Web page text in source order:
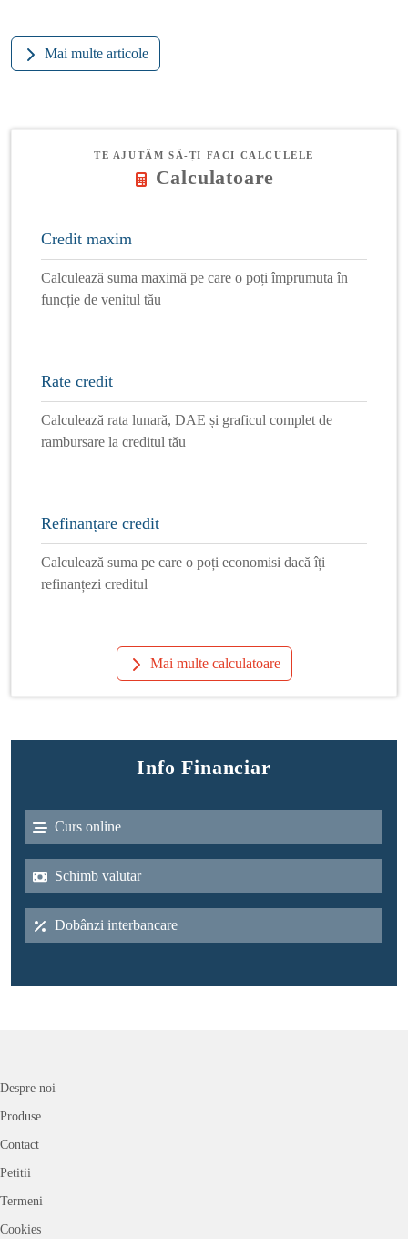
Mai multe articole
TE AJUTĂM SĂ-ȚI FACI CALCULELE
Calculatoare
Credit maxim
Calculează suma maximă pe care o poți împrumuta în
funcție de venitul tău
Rate credit
Calculează rata lunară, DAE și graficul complet de
rambursare la creditul tău
Refinanțare credit
Calculează suma pe care o poți economisi dacă îți
refinanțezi creditul
Mai multe calculatoare
Info Financiar
Curs online
Schimb valutar
Dobânzi interbancare
Despre noi
Produse
Contact
Petitii
Termeni
Cookies